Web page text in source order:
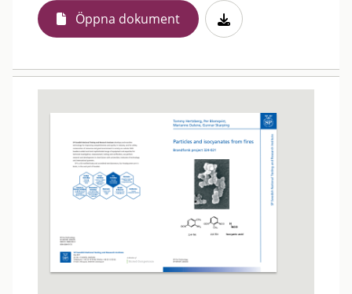
Öppna dokument